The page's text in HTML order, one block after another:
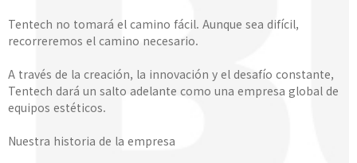
Tentech no tomará el camino fácil. Aunque sea difícil,
recorreremos el camino necesario.
A través de la creación, la innovación y el desafío constante,
Tentech dará un salto adelante como una empresa global de
equipos estéticos.
Nuestra historia de la empresa